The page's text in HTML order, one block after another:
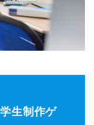
生制作ゲ